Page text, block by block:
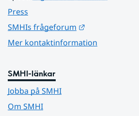
Press
SMHIs frågeforum
Mer kontaktinformation
SMHI-länkar
Jobba på SMHI
Om SMHI